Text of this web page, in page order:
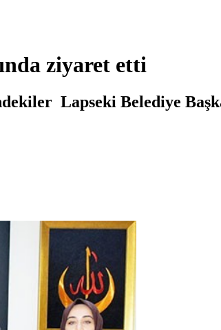
ziyaret etti
Lapseki Belediye